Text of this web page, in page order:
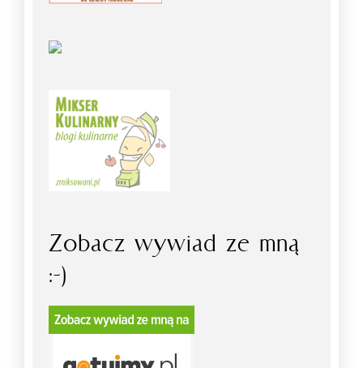
Zobacz wywiad ze mną
:-)